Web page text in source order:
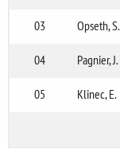
03 Opseth, S.
04 Pagnier, J.
05 Klinec, E.